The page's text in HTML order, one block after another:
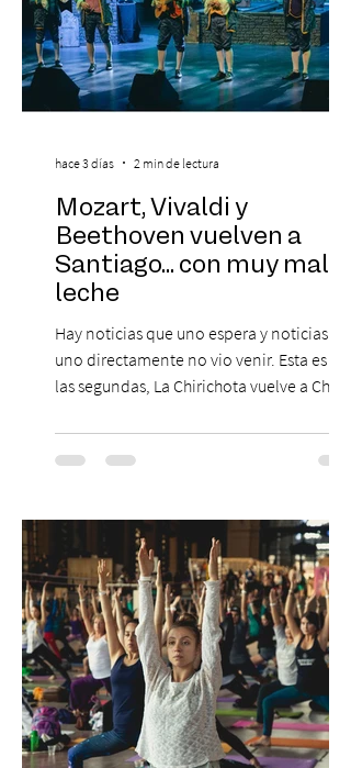
Mozart, Vivaldi y
Beethoven vuelven a
Santiago... con muy mala
leche
Hay noticias que uno espera y noticias que
uno directamente no vio venir. Esta es de
las segundas, La Chirichota vuelve a Chile.
Después de agotar entradas en su primer
paso por Santiago en 2025, el grupo
retorna al Teatro Estudio 13 con dos
funciones, el 14 y 15 de agosto de 2026,
para que nadie se quede con las ganas (de
nuevo). Llegan con la confianza de quien
ha hecho sold-out en Colombia, Miami,
hace 3 días 2 min de lectura